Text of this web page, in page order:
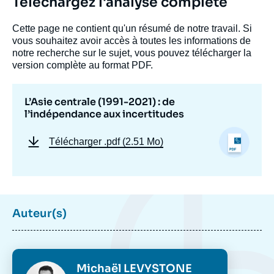
Cette page ne contient qu'un résumé de notre travail. Si
vous souhaitez avoir accès à toutes les informations de
notre recherche sur le sujet, vous pouvez télécharger la
version complète au format PDF.
L’Asie centrale (1991-2021) : de
l’indépendance aux incertitudes
Télécharger .pdf (2.51 Mo)
Auteur(s)
Photo Michaël LEVYSTONE
Image
la